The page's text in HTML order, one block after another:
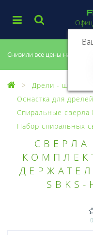
Снизили все цены на 20%,
Дрели -
Оснастка для
Спиральные сверла
Набор спиральных
СВЕРЛА